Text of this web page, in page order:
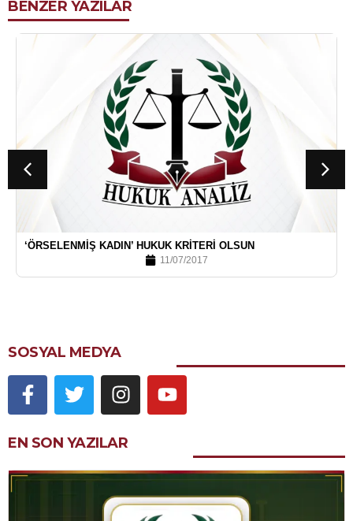
BENZER YAZILAR
‘ÖRSELENMIŞ KADIN’ HUKUK KRITERI OLSUN
11/07/2017
SOSYAL MEDYA
EN SON YAZILAR